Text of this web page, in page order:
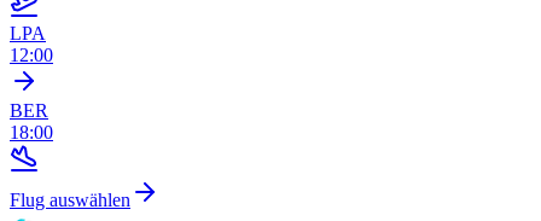
LPA
12:00
BER
18:00
Flug auswählen